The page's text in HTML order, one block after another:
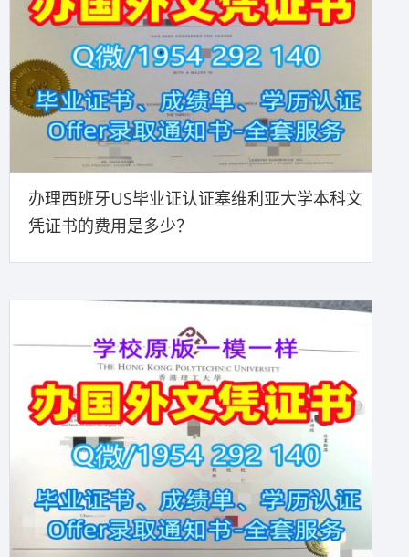
办理西班牙US毕业证认证塞维利亚大学本科文
凭证书的费用是多少？